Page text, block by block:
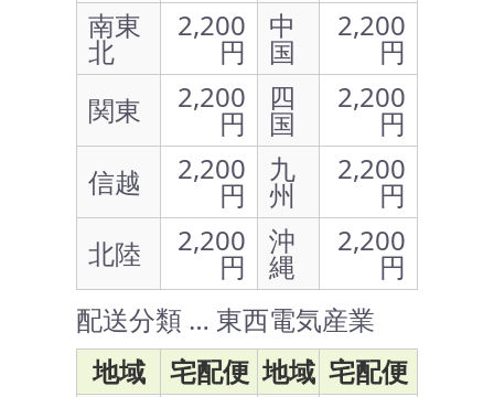
南東
北
2,200
円
中
国
2,200
円
関東
2,200
円
四
国
2,200
円
信越
2,200
円
九
州
2,200
円
北陸
2,200
円
沖
縄
2,200
円
配送分類 … 東西電気産業
地域
宅配便 地域 宅配便